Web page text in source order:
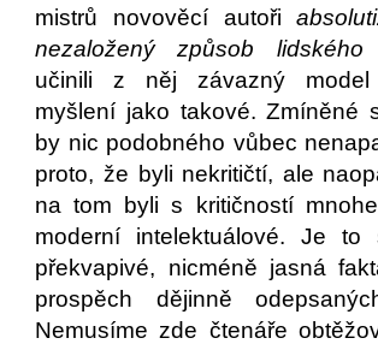
mistrů novověcí autoři
nezaložený způsob lidského
učinili z něj závazný
myšlení jako takové. Zmíněné
by nic podobného vůbec
proto, že byli nekritičtí, ale
na tom byli s kritičností
moderní intelektuálové. Je to
překvapivé, nicméně jasná
prospěch dějinně
Nemusíme zde čtenáře